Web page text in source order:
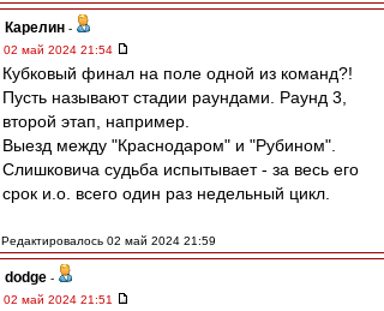
Карелин -
02 май 2024 21:54
Кубковый финал на поле одной из команд?!
Пусть называют стадии раундами. Раунд 3,
второй этап, например.
Выезд между "Краснодаром" и "Рубином".
Слишковича судьба испытывает - за весь его
срок и.о. всего один раз недельный цикл.
Редактировалось 02 май 2024 21:59
dodge -
02 май 2024 21:51